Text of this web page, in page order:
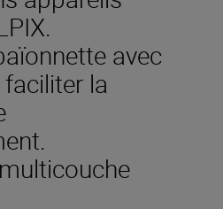
avec
la